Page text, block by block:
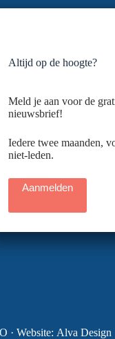
nieuws in je mailbox?
nieuwsbrief van de
· Website: Alva Design
Altijd op de hoogte?
Meld je aan voor de
nieuwsbrief!
Iedere twee maanden,
niet-leden.
Aanmelden